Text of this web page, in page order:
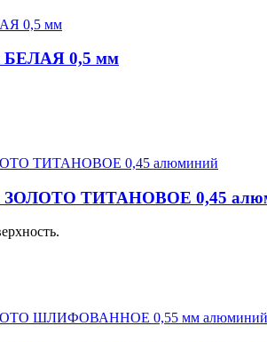
БЕЛАЯ 0,5 мм
ЗОЛОТО ТИТАНОВОЕ 0,45